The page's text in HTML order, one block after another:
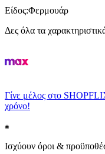
Είδος:Φερμουάρ
Δες όλα τα
Γίνε μέλος στο
χρόνο!
Ισχύουν όροι &